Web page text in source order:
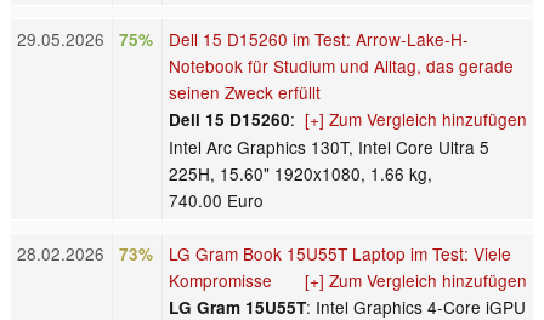
29.05.2026 75%
Dell 15 D15260 im Test: Arrow-Lake-H-
Notebook für Studium und Alltag, das gerade
seinen Zweck erfüllt
[+] Zum Vergleich hinzufügen
Dell 15 D15260:
Intel Arc Graphics 130T, Intel Core Ultra 5
225H, 15.60" 1920x1080, 1.66 kg,
740.00 Euro
28.02.2026 73%
LG Gram Book 15U55T Laptop im Test: Viele
Kompromisse
[+] Zum Vergleich hinzufügen
LG Gram 15U55T: Intel Graphics 4-Core iGPU